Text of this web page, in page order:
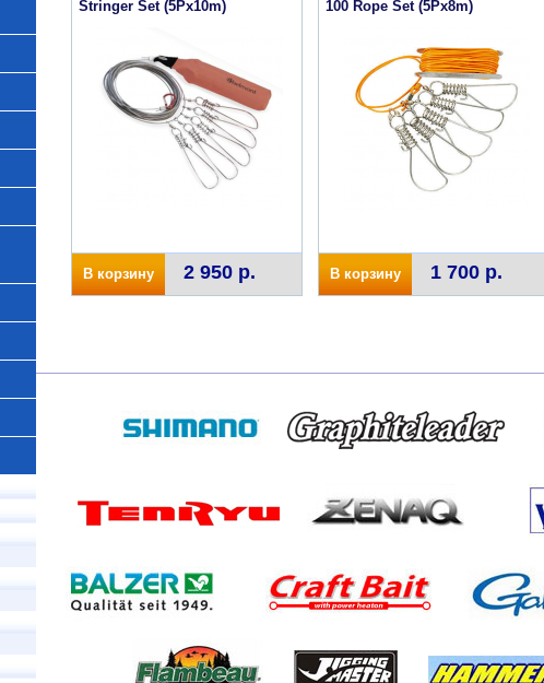
Stringer Set (5Px10m)
В корзину 2 950 р.
100 Rope Set (5Px8m)
В корзину 1 700 р.